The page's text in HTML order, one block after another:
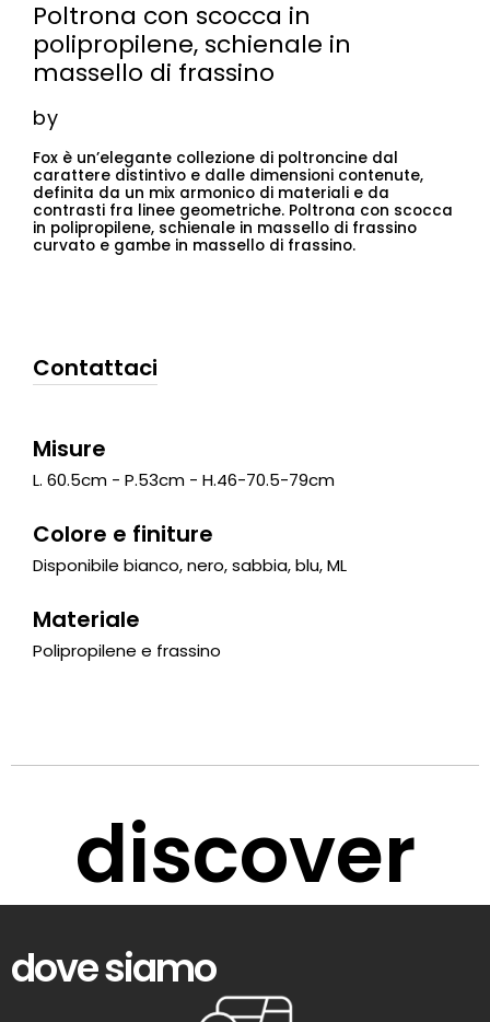
Poltrona con scocca in
polipropilene, schienale in
massello di frassino
by
Fox è un’elegante collezione di poltroncine dal
carattere distintivo e dalle dimensioni contenute,
definita da un mix armonico di materiali e da
contrasti fra linee geometriche. Poltrona con scocca
in polipropilene, schienale in massello di frassino
curvato e gambe in massello di frassino.
Contattaci
Misure
L. 60.5cm - P.53cm - H.46-70.5-79cm
Colore e finiture
Disponibile bianco, nero, sabbia, blu, ML
Materiale
Polipropilene e frassino
discover
dove siamo